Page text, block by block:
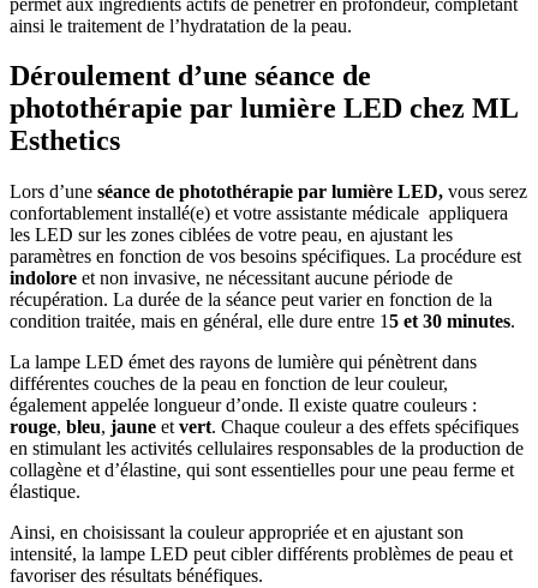
ainsi le traitement de l’hydratation de la peau.
Déroulement d’une séance de
photothérapie par lumière LED chez ML
Esthetics
Lors d’une séance de photothérapie par lumière LED, vous serez
confortablement installé(e) et votre assistante médicale appliquera
les LED sur les zones ciblées de votre peau, en ajustant les
paramètres en fonction de vos besoins spécifiques. La procédure est
indolore et non invasive, ne nécessitant aucune période de
récupération. La durée de la séance peut varier en fonction de la
condition traitée, mais en général, elle dure entre 15 et 30 minutes.
La lampe LED émet des rayons de lumière qui pénètrent dans
différentes couches de la peau en fonction de leur couleur,
également appelée longueur d’onde. Il existe quatre couleurs :
rouge, bleu, jaune et vert. Chaque couleur a des effets spécifiques
en stimulant les activités cellulaires responsables de la production de
collagène et d’élastine, qui sont essentielles pour une peau ferme et
élastique.
Ainsi, en choisissant la couleur appropriée et en ajustant son
intensité, la lampe LED peut cibler différents problèmes de peau et
favoriser des résultats bénéfiques.